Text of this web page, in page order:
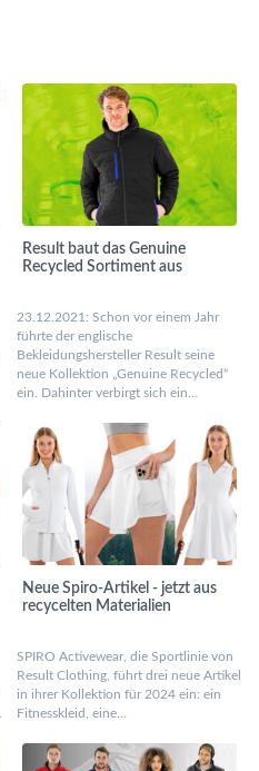
Result baut das Genuine
Recycled Sortiment aus
23.12.2021: Schon vor einem Jahr
führte der englische
Bekleidungshersteller Result seine
neue Kollektion „Genuine Recycled“
ein. Dahinter verbirgt sich ein…
Neue Spiro-Artikel - jetzt aus
recycelten Materialien
SPIRO Activewear, die Sportlinie von
Result Clothing, führt drei neue Artikel
in ihrer Kollektion für 2024 ein: ein
Fitnesskleid, eine…